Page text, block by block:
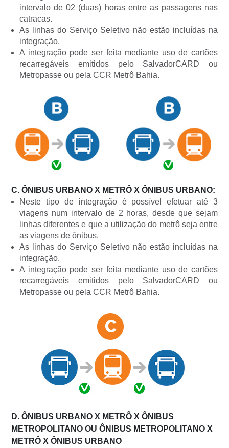
intervalo de 02 (duas) horas entre as passagens nas
catracas.
As linhas do Serviço Seletivo não estão incluídas na
integração.
A integração pode ser feita mediante uso de cartões
recarregáveis emitidos pelo SalvadorCARD ou
Metropasse ou pela CCR Metrô Bahia.
C. ÔNIBUS URBANO X METRÔ X ÔNIBUS URBANO:
Neste tipo de integração é possível efetuar até 3
viagens num intervalo de 2 horas, desde que sejam
linhas diferentes e que a utilização do metrô seja entre
as viagens de ônibus.
As linhas do Serviço Seletivo não estão incluídas na
integração.
A integração pode ser feita mediante uso de cartões
recarregáveis emitidos pelo SalvadorCARD ou
Metropasse ou pela CCR Metrô Bahia.
D. ÔNIBUS URBANO X METRÔ X ÔNIBUS
METROPOLITANO OU ÔNIBUS METROPOLITANO X
METRÔ X ÔNIBUS URBANO